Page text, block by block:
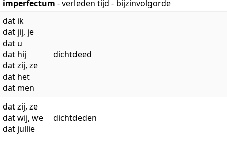
imperfectum - verleden tijd - bijzinvolgorde
dat ik
dat jij, je
dat u
dat hij
dat zij, ze
dat het
dat men
dichtdeed
dat zij, ze
dat wij, we
dat jullie
dichtdeden